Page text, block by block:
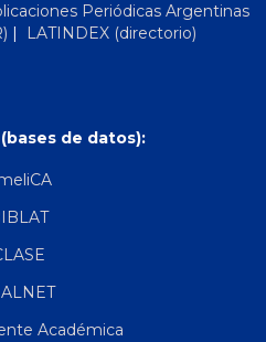
Periódicas Argentinas
| LATINDEX (directorio)
de datos):
Académica